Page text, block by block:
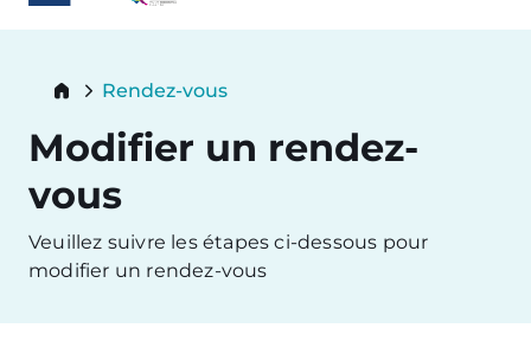
content
Breadcrumb
Rendez-vous
Modifier un rendez-
vous
Veuillez suivre les étapes ci-dessous pour
modifier un rendez-vous